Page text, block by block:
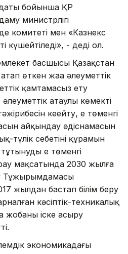
бойынша ҚР
министрлігі
комитеті мен «Казнекс
күшейтіледі», - деді ол.
басшысы Қазақстан
өткен жаңа әлеуметтік
қамтамасыз ету
атаулы көмектің
кеңейту, ең төменгі
айқындау әдіснамасын
түлік себетінің құрамын
ең төменгі
мақсатында 2030 жылға
Тұжырымдамасы
жылдан бастап білім беру
кәсіптік-техникалық
жобаны іске асыру
экономикадағы